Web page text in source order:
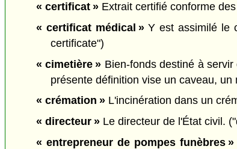
« certificat »Extrait certifié conforme
« certificat médical »Y est assimilé le
certificate")
« cimetière » Bien-fonds destiné à
présente définition vise un caveau,
« crémation »L'incinération dans un
« directeur »Le directeur de l'État civil.
« entrepreneur de pompes funèbres »